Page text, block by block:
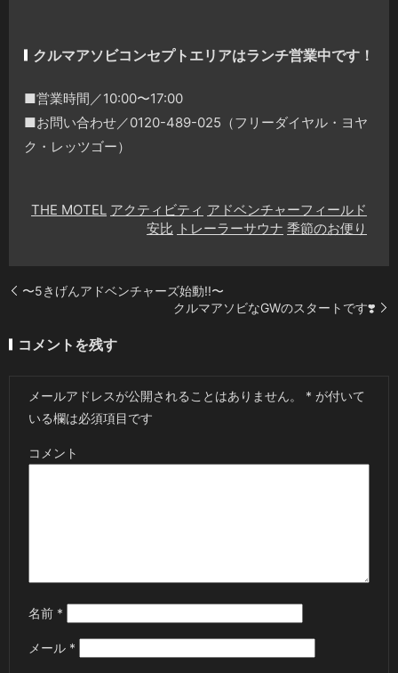
クルマアソビコンセプトエリアはランチ営業中です！
■営業時間／10:00〜17:00
■お問い合わせ／0120-489-025（フリーダイヤル・ヨヤ
ク・レッツゴー）
THE MOTEL アクティビティ アドベンチャーフィールド
安比 トレーラーサウナ 季節のお便り
〜5きげんアドベンチャーズ始動!!〜
クルマアソビなGWのスタートです❣️
コメントを残す
メールアドレスが公開されることはありません。 * が付いて
いる欄は必須項目です
コメント
名前 *
メール *